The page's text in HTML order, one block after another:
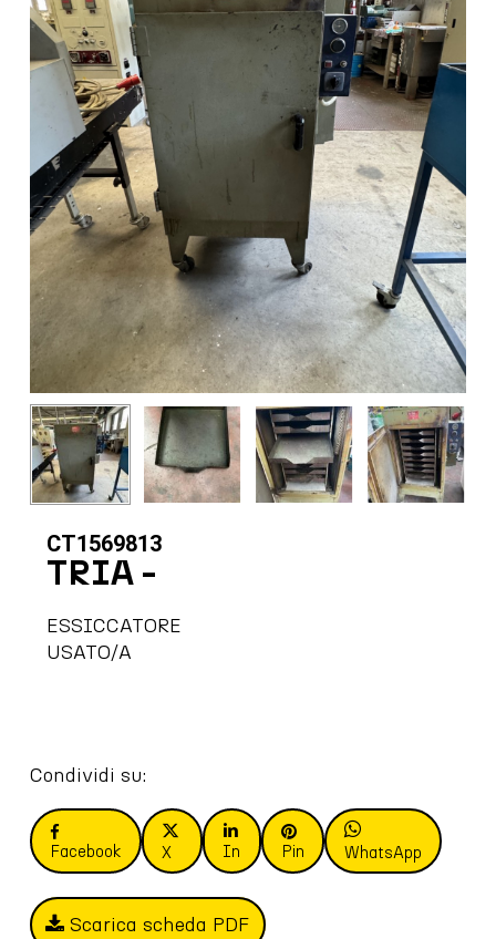
CT1569813
TRIA -
ESSICCATORE
USATO/A
Condividi su:
Facebook X In Pin WhatsApp
Scarica scheda PDF